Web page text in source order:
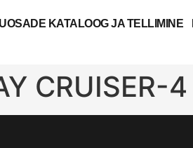
KATALOOG JA TELLIMINE
CRUISER-4